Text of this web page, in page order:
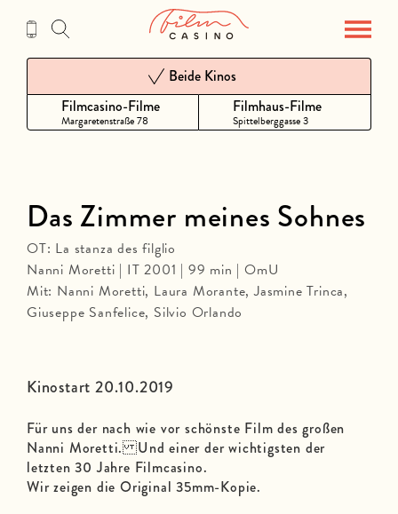
Inhalt
Filmcasino-Filme
Margaretenstraße 78
Beide Kinos
Filmhaus-Filme
Spittelberggasse 3
Kinostart 20.10.2019
Für uns der nach wie vor schönste Film des großen
Nanni Moretti. Und einer der wichtigsten der
letzten 30 Jahre Filmcasino.
Wir zeigen die Original 35mm-Kopie.
Das Zimmer meines Sohnes
OT: La stanza des filglio
Nanni Moretti | IT 2001 | 99 min | OmU
Mit: Nanni Moretti, Laura Morante, Jasmine Trinca,
Giuseppe Sanfelice, Silvio Orlando